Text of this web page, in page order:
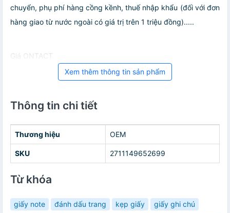
chuyển, phụ phí hàng cồng kềnh, thuế nhập khẩu (đối với đơn
hàng giao từ nước ngoài có giá trị trên 1 triệu đồng).....
Giá ONTACT
Xem thêm thông tin sản phẩm
Thông tin chi tiết
Thương hiệu OEM
SKU 2711149652699
Từ khóa
giấy note đánh dấu trang kẹp giấy
giấy ghi chú